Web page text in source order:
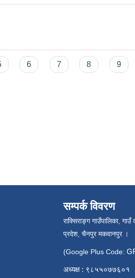
6 7 8 9
सम्पर्क विवरण
राक्सिराङ्ग गाउँपालिका, गाउँ
प्रदेश, चैनपुर मकवानपुर ।
(Google Plus Code:
अध्यक्ष : ९८५५०७७६०१